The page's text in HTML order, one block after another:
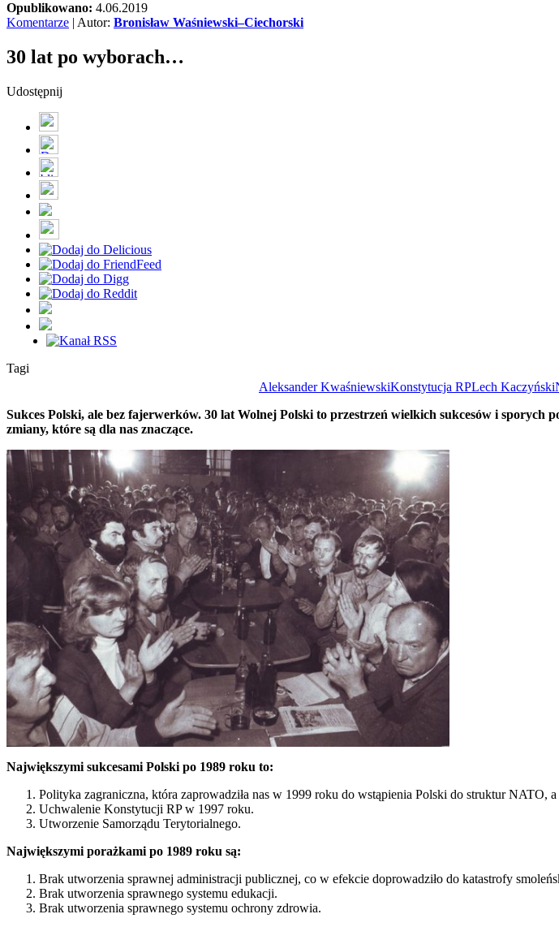
Opublikowano: 4.06.2019
Komentarze | Autor: Bronisław Waśniewski–Ciechorski
30 lat po wyborach…
Udostępnij
Tagi
Aleksander KwaśniewskiKonstytucja RPLech Kaczyński
Sukces Polski, ale bez fajerwerków. 30 lat Wolnej Polski to przestrzeń wielkich sukcesów i sporych
zmiany, które są dla nas znaczące.
Największymi sukcesami Polski po 1989 roku to:
Polityka zagraniczna, która zaprowadziła nas w 1999 roku do wstąpienia Polski do struktur NATO,
Uchwalenie Konstytucji RP w 1997 roku.
Utworzenie Samorządu Terytorialnego.
Największymi porażkami po 1989 roku są:
Brak utworzenia sprawnej administracji publicznej, co w efekcie doprowadziło do katastrofy
Brak utworzenia sprawnego systemu edukacji.
Brak utworzenia sprawnego systemu ochrony zdrowia.